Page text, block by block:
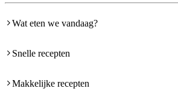
Wat eten we vandaag?
Snelle recepten
Makkelijke recepten